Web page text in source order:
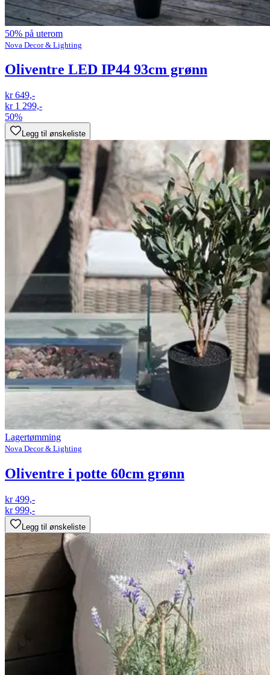
50% på uterom
Nova Decor & Lighting
Oliventre LED IP44 93cm grønn
kr 649,-
kr 1 299,-
50%
Legg til ønskeliste
Lagertømming
Nova Decor & Lighting
Oliventre i potte 60cm grønn
kr 499,-
kr 999,-
Legg til ønskeliste